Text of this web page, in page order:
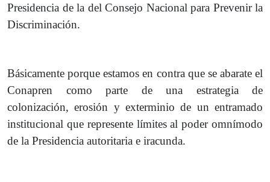
Presidencia de la del Consejo Nacional para Prevenir la
Discriminación.
Básicamente porque estamos en contra que se abarate el
Conapren como parte de una estrategia de
colonización, erosión y exterminio de un entramado
institucional que represente límites al poder omnímodo
de la Presidencia autoritaria e iracunda.